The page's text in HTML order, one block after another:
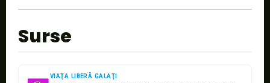
Surse
VIAŢA LIBERĂ GALAŢI